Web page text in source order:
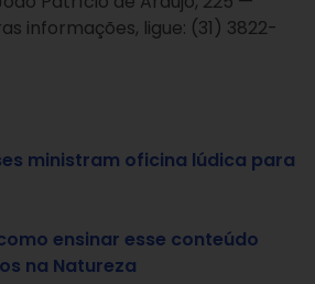
informações, ligue: (31) 3822-
ministram oficina lúdica para
ensinar esse conteúdo
na Natureza